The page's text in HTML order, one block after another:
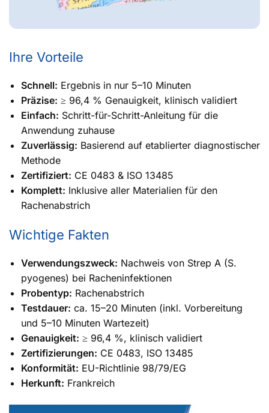
Ihre Vorteile
Schnell: Ergebnis in nur 5–10 Minuten
Präzise: ≥ 96,4 % Genauigkeit, klinisch validiert
Einfach: Schritt-für-Schritt-Anleitung für die
Anwendung zuhause
Zuverlässig: Basierend auf etablierter diagnostischer
Methode
Zertifiziert: CE 0483 & ISO 13485
Komplett: Inklusive aller Materialien für den
Rachenabstrich
Wichtige Fakten
Verwendungszweck: Nachweis von Strep A (S.
pyogenes) bei Racheninfektionen
Probentyp: Rachenabstrich
Testdauer: ca. 15–20 Minuten (inkl. Vorbereitung
und 5–10 Minuten Wartezeit)
Genauigkeit: ≥ 96,4 %, klinisch validiert
Zertifizierungen: CE 0483, ISO 13485
Konformität: EU-Richtlinie 98/79/EG
Herkunft: Frankreich